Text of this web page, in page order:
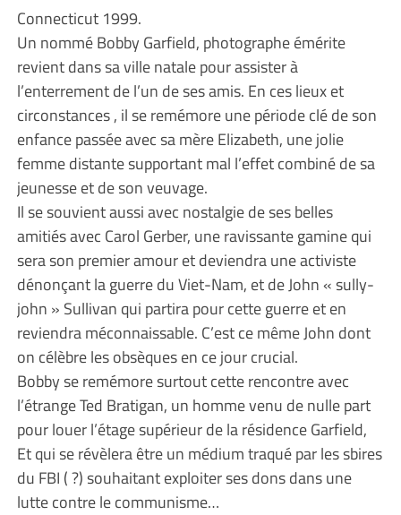
Connecticut 1999.
Un nommé Bobby Garfield, photographe émérite
revient dans sa ville natale pour assister à
l’enterrement de l’un de ses amis. En ces lieux et
circonstances , il se remémore une période clé de son
enfance passée avec sa mère Elizabeth, une jolie
femme distante supportant mal l’effet combiné de sa
jeunesse et de son veuvage.
Il se souvient aussi avec nostalgie de ses belles
amitiés avec Carol Gerber, une ravissante gamine qui
sera son premier amour et deviendra une activiste
dénonçant la guerre du Viet-Nam, et de John « sully-
john » Sullivan qui partira pour cette guerre et en
reviendra méconnaissable. C’est ce même John dont
on célèbre les obsèques en ce jour crucial.
Bobby se remémore surtout cette rencontre avec
l’étrange Ted Bratigan, un homme venu de nulle part
pour louer l’étage supérieur de la résidence Garfield,
Et qui se révèlera être un médium traqué par les sbires
du FBI ( ?) souhaitant exploiter ses dons dans une
lutte contre le communisme…